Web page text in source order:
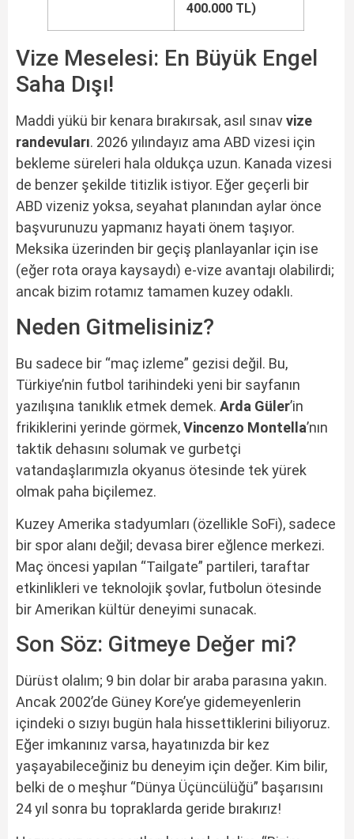
400.000 TL)
Vize Meselesi: En Büyük Engel
Saha Dışı!
Maddi yükü bir kenara bırakırsak, asıl sınavvize
randevuları. 2026 yılındayız ama ABD vizesi için
bekleme süreleri hala oldukça uzun. Kanada vizesi
de benzer şekilde titizlik istiyor. Eğer geçerli bir
ABD vizeniz yoksa, seyahat planından aylar önce
başvurunuzu yapmanız hayati önem taşıyor.
Meksika üzerinden bir geçiş planlayanlar için ise
(eğer rota oraya kaysaydı) e-vize avantajı olabilirdi;
ancak bizim rotamız tamamen kuzey odaklı.
Neden Gitmelisiniz?
Bu sadece bir “maç izleme” gezisi değil. Bu,
Türkiye’nin futbol tarihindeki yeni bir sayfanın
yazılışına tanıklık etmek demek. Arda Güler’in
frikiklerini yerinde görmek,Vincenzo Montella’nın
taktik dehasını solumak ve gurbetçi
vatandaşlarımızla okyanus ötesinde tek yürek
olmak paha biçilemez.
Kuzey Amerika stadyumları (özellikle SoFi), sadece
bir spor alanı değil; devasa birer eğlence merkezi.
Maç öncesi yapılan “Tailgate” partileri, taraftar
etkinlikleri ve teknolojik şovlar, futbolun ötesinde
bir Amerikan kültür deneyimi sunacak.
Son Söz: Gitmeye Değer mi?
Dürüst olalım; 9 bin dolar bir araba parasına yakın.
Ancak 2002’de Güney Kore’ye gidemeyenlerin
içindeki o sızıyı bugün hala hissettiklerini biliyoruz.
Eğer imkanınız varsa, hayatınızda bir kez
yaşayabileceğiniz bu deneyim için değer. Kim bilir,
belki de o meşhur “Dünya Üçüncülüğü” başarısını
24 yıl sonra bu topraklarda geride bırakırız!